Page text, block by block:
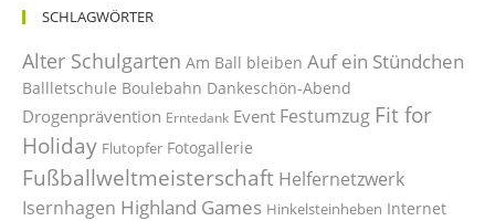
SCHLAGWÖRTER
Alter Schulgarten Am Ball bleiben Auf ein Stündchen
Ballletschule Boulebahn Dankeschön-Abend
Drogenprävention Erntedank Event Festumzug Fit for
Holiday Flutopfer Fotogallerie
Fußballweltmeisterschaft Helfernetzwerk
Isernhagen Highland Games Hinkelsteinheben Internet